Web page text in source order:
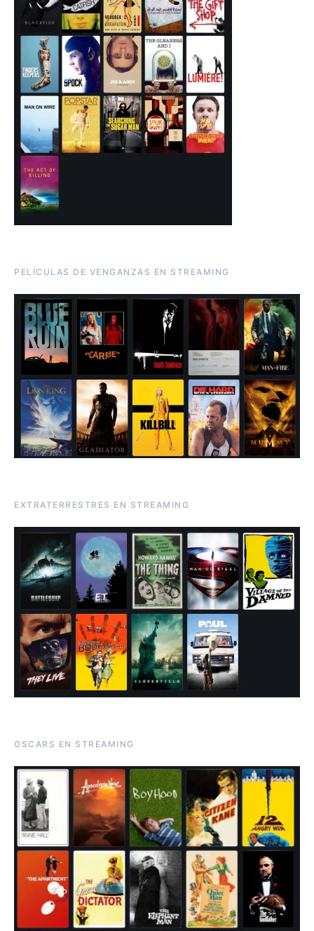
PELÍCULAS DE VENGANZAS EN STREAMING
EXTRATERRESTRES EN STREAMING
OSCARS EN STREAMING